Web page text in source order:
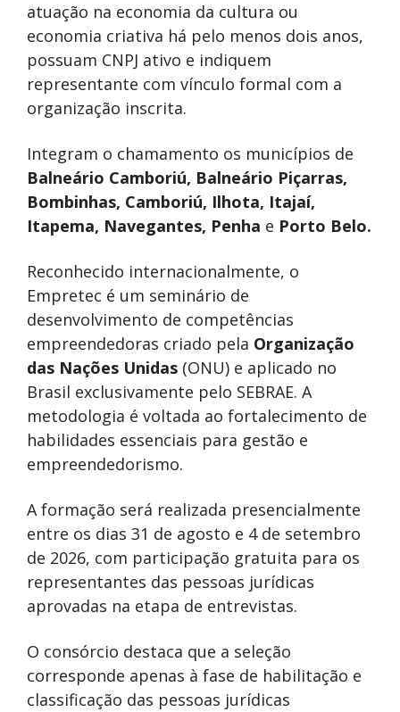
atuação na economia da cultura ou
economia criativa há pelo menos dois anos,
possuam CNPJ ativo e indiquem
representante com vínculo formal com a
organização inscrita.
Integram o chamamento os municípios de
Balneário Camboriú, Balneário Piçarras,
Bombinhas, Camboriú, Ilhota, Itajaí,
Itapema, Navegantes, Penha e Porto Belo.
Reconhecido internacionalmente, o
Empretec é um seminário de
desenvolvimento de competências
empreendedoras criado pela Organização
das Nações Unidas (ONU) e aplicado no
Brasil exclusivamente pelo SEBRAE. A
metodologia é voltada ao fortalecimento de
habilidades essenciais para gestão e
empreendedorismo.
A formação será realizada presencialmente
entre os dias 31 de agosto e 4 de setembro
de 2026, com participação gratuita para os
representantes das pessoas jurídicas
aprovadas na etapa de entrevistas.
O consórcio destaca que a seleção
corresponde apenas à fase de habilitação e
classificação das pessoas jurídicas